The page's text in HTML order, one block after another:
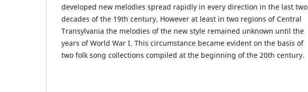
developed new melodies spread rapidly in every direction in the last two
decades of the 19th century. However at least in two regions of Central
Transylvania the melodies of the new style remained unknown until the
years of World War I. This circumstance became evident on the basis of
two folk song collections compiled at the beginning of the 20th century.